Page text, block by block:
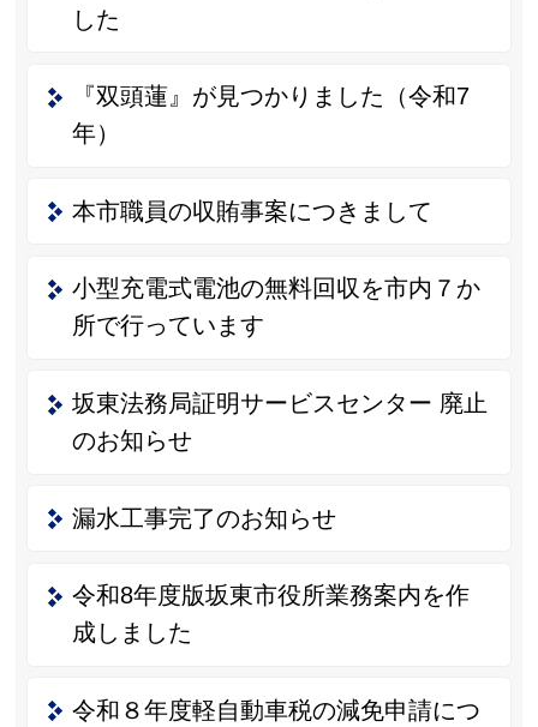
した
『双頭蓮』が見つかりました（令和7
年）
本市職員の収賄事案につきまして
小型充電式電池の無料回収を市内７か
所で行っています
坂東法務局証明サービスセンター 廃止
のお知らせ
漏水工事完了のお知らせ
令和8年度版坂東市役所業務案内を作
成しました
令和８年度軽自動車税の減免申請につ